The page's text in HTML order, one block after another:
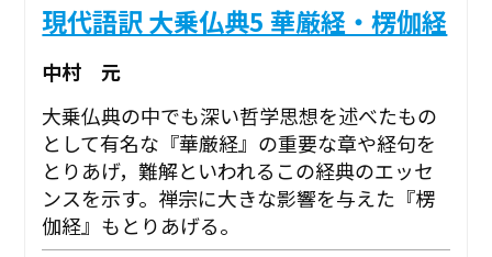
現代語訳 大乗仏典5 華厳経・楞伽経
中村 元
大乗仏典の中でも深い哲学思想を述べたもの
として有名な『華厳経』の重要な章や経句を
とりあげ，難解といわれるこの経典のエッセ
ンスを示す。禅宗に大きな影響を与えた『楞
伽経』もとりあげる。